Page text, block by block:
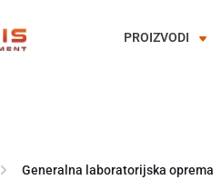
PROIZVODI
Generalna laboratorijska oprema